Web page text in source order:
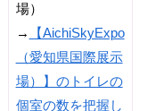
場）
→
【AichiSkyExpo
（愛知県国際展示
場）】のトイレの
個室の数を把握し